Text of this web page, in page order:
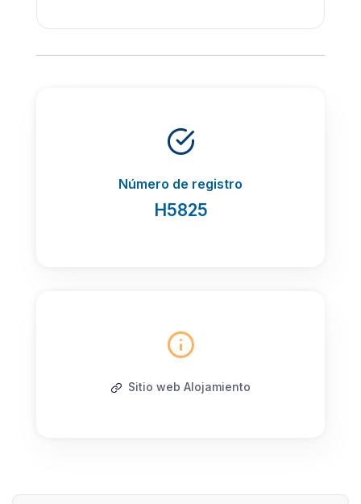
Número de registro
H5825
Sitio web Alojamiento